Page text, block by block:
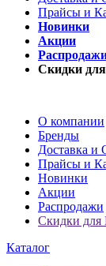
Прайсы и
Новинки
Акции
Скидки
О компании
Бренды
Доставка и
Прайсы и
Новинки
Акции
Распродажи
Скидки для
Каталог